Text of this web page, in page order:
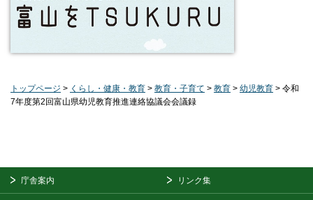
トップページ > くらし・健康・教育 > 教育・子育て > 教育 > 幼児教育 > 令和
7年度第2回富山県幼児教育推進連絡協議会会議録
庁舎案内 リンク集